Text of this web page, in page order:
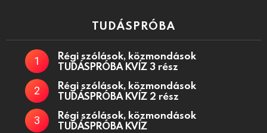
TUDÁSPRÓBA
Régi szólások, közmondások
TUDÁSPRÓBA KVÍZ 3 rész
Régi szólások, közmondások
TUDÁSPRÓBA KVÍZ 2 rész
Régi szólások, közmondások
TUDÁSPRÓBA KVÍZ